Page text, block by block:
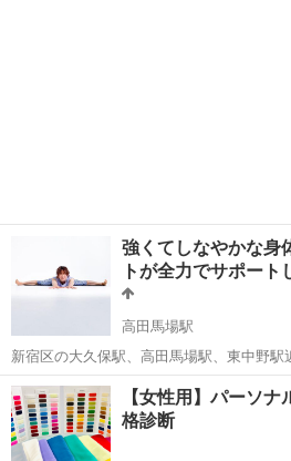
強くてしなやかな身
トが全力でサポー
高田馬場駅
新宿区の大久保駅、高田馬場駅、東中野駅
す。 ホームページ https://kenjiyoga.jimdofree.com/schedule/ 時間 毎
週水曜日 9時10分から10時4...
東京 新宿区 高田馬場駅 その他
【女性用】パーソ
格診断